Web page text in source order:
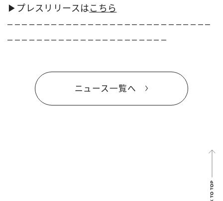
▶︎プレスリリースはこちら
– – – – – – – – – – – – – – – – – – – – – – – – – – – –
– – – – – – – – – – – – – – – – – – – – – –
ニュース一覧へ